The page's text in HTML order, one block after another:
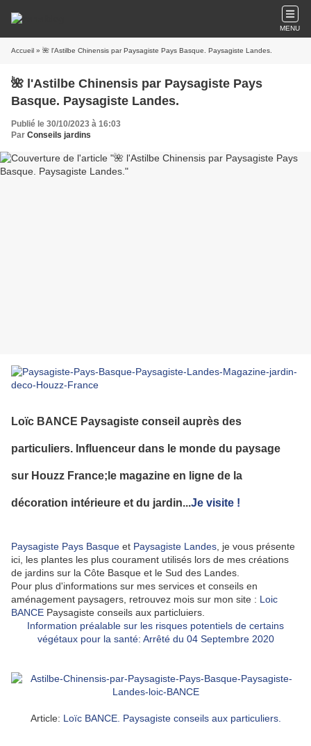
MENU
Accueil » 🌺 l'Astilbe Chinensis par Paysagiste Pays Basque. Paysagiste Landes.
🌺 l'Astilbe Chinensis par Paysagiste Pays
Basque. Paysagiste Landes.
Publié le 30/10/2023 à 16:03
Par Conseils jardins
Loïc BANCE Paysagiste conseil auprès des
particuliers. Influenceur dans le monde du paysage
sur Houzz France;le magazine en ligne de la
décoration intérieure et du jardin...Je visite !
Paysagiste Pays Basque et Paysagiste Landes , je vous présente
ici, les plantes les plus courament utilisés lors de mes créations
de jardins sur la Côte Basque et le Sud des Landes.
Pour plus d'informations sur mes services et conseils en
aménagement paysagers, retrouvez mois sur mon site : Loic
BANCE Paysagiste conseils aux particluiers.
Information préalable sur les risques potentiels de certains
végétaux pour la santé: Arrêté du 04 Septembre 2020
Article: Loïc BANCE. Paysagiste conseils aux particuliers.